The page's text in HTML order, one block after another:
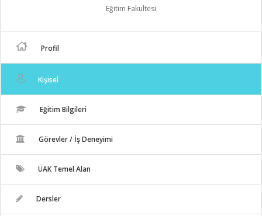
Eğitim Fakültesi
Profil
Kişisel
Eğitim Bilgileri
Görevler / İş Deneyimi
ÜAK Temel Alan
Dersler